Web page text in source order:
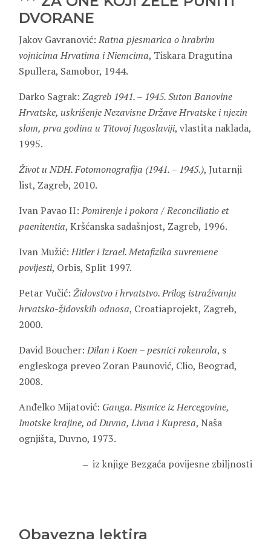
DVORANE
Jakov Gavranović: Ratna pjesmarica o hrabrim
vojnicima Hrvatima i Niemcima, Tiskara Dragutina
Spullera, Samobor, 1944.
Darko Sagrak: Zagreb 1941. – 1945. Suton Banovine
Hrvatske, uskrišenje Nezavisne Države Hrvatske i njezin
slom, prva godina u Titovoj Jugoslaviji, vlastita naklada,
1995.
Život u NDH. Fotomonografija (1941. – 1945.), Jutarnji
list, Zagreb, 2010.
Ivan Pavao II: Pomirenje i pokora / Reconciliatio et
paenitentia, Kršćanska sadašnjost, Zagreb, 1996.
Ivan Mužić:Hitler i Izrael. Metafizika suvremene
povijesti, Orbis, Split 1997.
Petar Vučić: Židovstvo i hrvatstvo. Prilog istraživanju
hrvatsko-židovskih odnosa, Croatiaprojekt, Zagreb,
2000.
David Boucher: Dilan i Koen – pesnici rokenrola, s
engleskoga preveo Zoran Paunović, Clio, Beograd,
2008.
Anđelko Mijatović: Ganga. Pismice iz Hercegovine,
Imotske krajine, od Duvna, Livna i Kupresa, Naša
ognjišta, Duvno, 1973.
iz knjige Bezgaća povijesne zbiljnosti
Obavezna lektira